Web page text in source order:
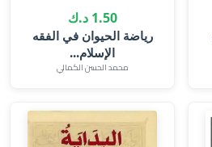
1.50 د.ك
رياضة الحيوان في الفقه
الإسلام...
محمد الحسن الكمالي